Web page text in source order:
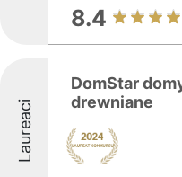
8.4
Laureaci
DomStar
drewniane